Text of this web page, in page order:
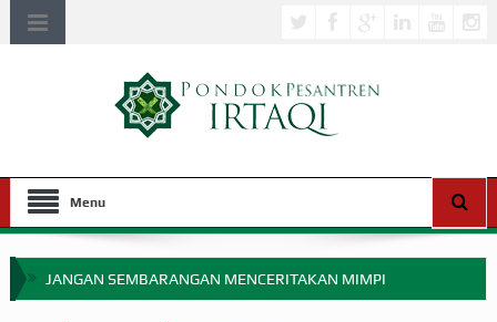
Menu
JANGAN SEMBARANGAN MENCERITAKAN MIMPI